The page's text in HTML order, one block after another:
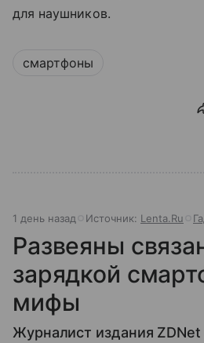
для наушников.
смартфоны
1 день назад Источник: Lenta.Ru
Развеяны
зарядкой
мифы
Журналист издания